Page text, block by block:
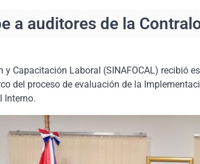
a auditores de la
y Capacitación Laboral (SINAFOCAL) recibió
del proceso de evaluación de la
Interno.